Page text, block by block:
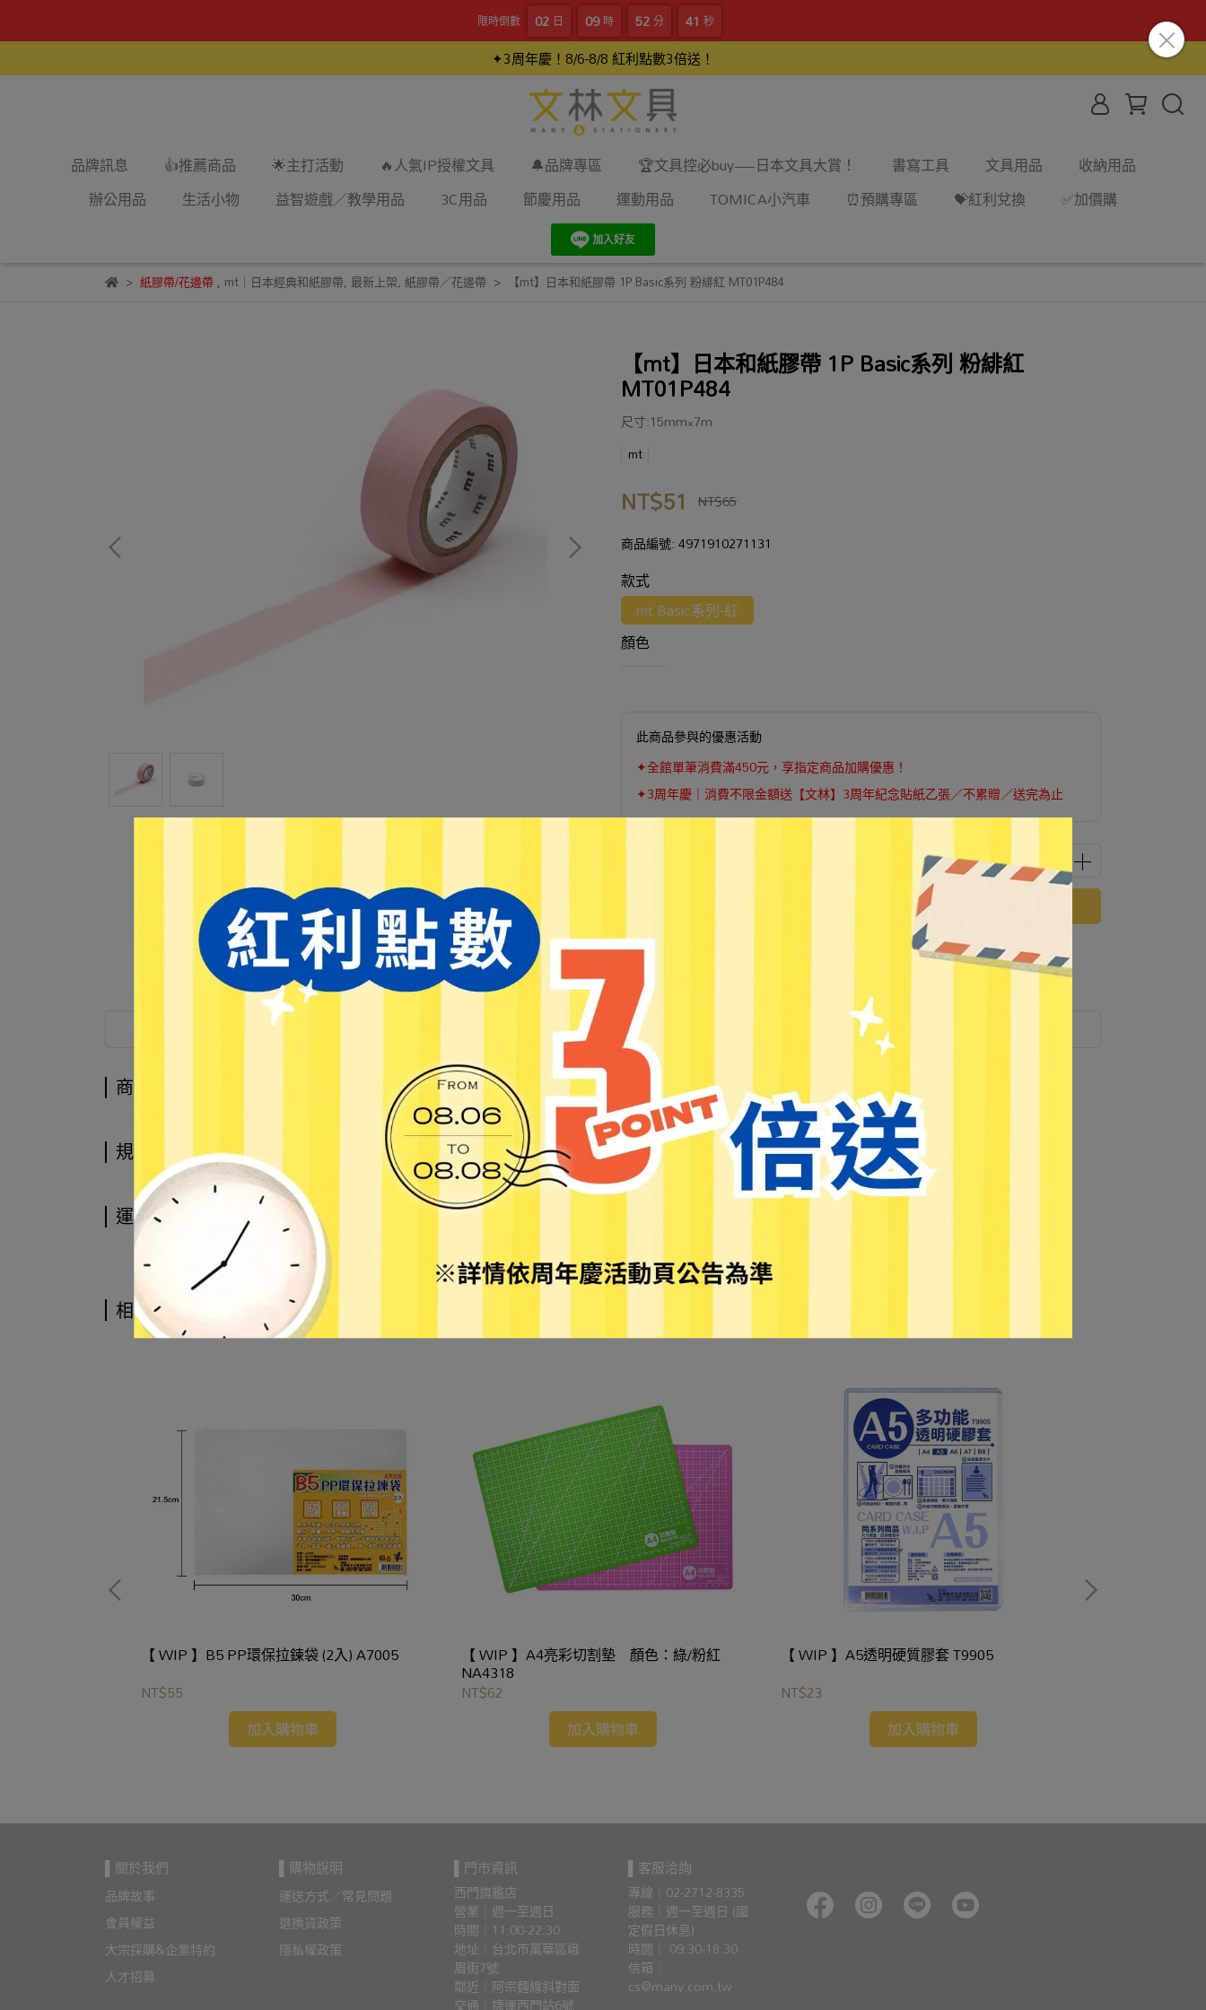
限時倒數 02 日 09 時 52分 40 秒
✦3周年慶！8/6-8/8 紅利點數3倍送！
品牌訊息 👍推薦商品 🌟主打活動 🔥人氣IP授權文具 🔔品牌專區 🏆文具控必buy—日本文具大賞！ 書寫工具 文具用品
收納用品
辦公用品
生活小物 益智遊戲／教學用品 3C用品 節慶用品 運動用品 TOMICA小汽車 ⏰預購專區 💝紅利兌換 ✅加價購
紙膠帶/花邊帶, mt｜日本經典和紙膠帶, 最新上架, 紙膠帶／花邊帶 【mt】日本和紙膠帶 1P Basic系列 粉緋紅 MT01P484
【mt】日本和紙膠帶 1P Basic系列 粉緋紅
MT01P484
尺寸:15mm×7m
mt
NT$51 NT$65
商品編號:4971910271131
款式
mt Basic系列-紅
顏色
此商品參與的優惠活動
✦全館單筆消費滿450元，享指定商品加購優惠！
✦3周年慶｜消費不限金額送【文林】3周年紀念貼紙乙張／不累贈／送完為止
點 (約等於NT$51)
商品介紹 規格說明
商品介紹
規格說明
運送方式
相關商品
【 WIP 】B5 PP環保拉鍊袋 (2入) A7005
NT$55
加入購物車
【 WIP 】A4亮彩切割墊 顏色：綠/粉紅
NA4318
NT$62
加入購物車
【 WIP 】A5透明硬質膠套 T9905
NT$23
加入購物車
▌關於我們
品牌故事
會員權益
大宗採購&企業特約
人才招募
▌購物說明
運送方式／常見問題
退換貨政策
隱私權政策
▌門市資訊
西門旗艦店
營業｜週一至週日
時間｜11:00-22:30
地址｜台北市萬華區峨
眉街7號
鄰近｜阿宗麵線斜對面
交通｜捷運西門站6號
▌客服洽詢
專線｜02-2712-8335
服務｜週一至週日 (國
定假日休息)
時間｜ 09:30-18:30
信箱｜
cs@many.com.tw